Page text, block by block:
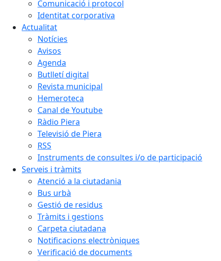
Comunicació i protocol
Identitat corporativa
Actualitat
Notícies
Avisos
Agenda
Butlletí digital
Revista municipal
Hemeroteca
Canal de Youtube
Ràdio Piera
Televisió de Piera
RSS
Instruments de consultes i/o de participació
Serveis i tràmits
Atenció a la ciutadania
Bus urbà
Gestió de residus
Tràmits i gestions
Carpeta ciutadana
Notificacions electròniques
Verificació de documents